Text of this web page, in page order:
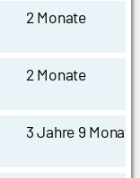
2 Monate
2 Monate
3 Jahre 9 Monate